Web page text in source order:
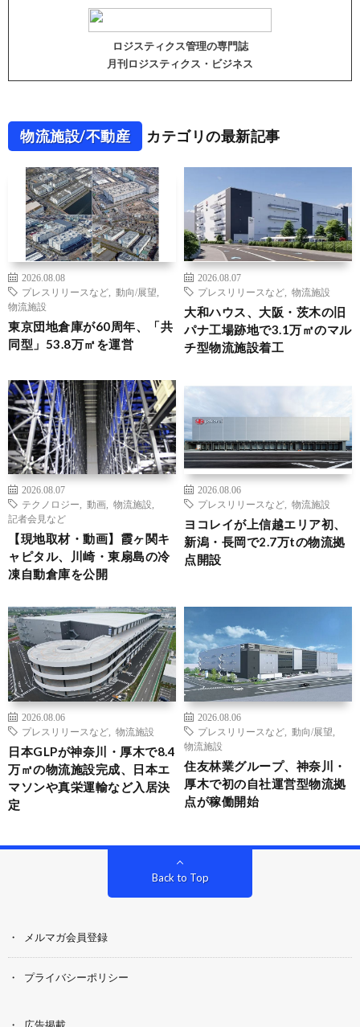
ロジスティクス管理の専門誌
月刊ロジスティクス・ビジネス
物流施設/不動産 カテゴリの最新記事
2026.08.08
プレスリリースなど
動向/展望
物流施設
東京団地倉庫が60周年、「共
同型」53.8万㎡を運営
2026.08.07
プレスリリースなど
物流施設
大和ハウス、大阪・茨木の旧
パナ工場跡地で3.1万㎡のマル
チ型物流施設着工
2026.08.07
テクノロジー
動画 物流施設
記者会見など
【現地取材・動画】霞ヶ関キ
ャピタル、川崎・東扇島の冷
凍自動倉庫を公開
2026.08.06
プレスリリースなど
物流施設
ヨコレイが上信越エリア初、
新潟・長岡で2.7万tの物流拠
点開設
2026.08.06
プレスリリースなど
物流施設
日本GLPが神奈川・厚木で8.4
万㎡の物流施設完成、日本エ
マソンや真栄運輸など入居決
定
2026.08.06
プレスリリースなど
動向/展望
物流施設
住友林業グループ、神奈川・
厚木で初の自社運営型物流拠
点が稼働開始
Back to Top
メルマガ会員登録
プライバシーポリシー
広告掲載